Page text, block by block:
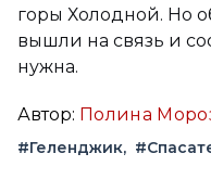
горы Холодной. Но
вышли на связь и
нужна.
Автор: Полина
#Геленджик